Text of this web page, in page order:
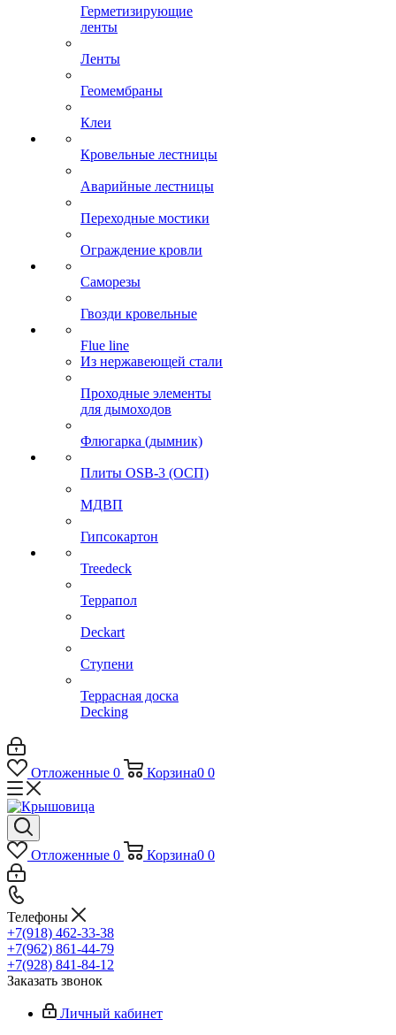
Герметизирующие
ленты
Ленты
Геомембраны
Клеи
Кровельные лестницы
Аварийные лестницы
Переходные мостики
Ограждение кровли
Саморезы
Гвозди кровельные
Flue line
Из нержавеющей стали
Проходные элементы
для дымоходов
Флюгарка (дымник)
Плиты OSB-3 (ОСП)
МДВП
Гипсокартон
Treedeck
Террапол
Deckart
Ступени
Террасная доска
Decking
Отложенные 0 Корзина0 0
Отложенные 0 Корзина0 0
Телефоны
+7(918) 462-33-38
+7(962) 861-44-79
+7(928) 841-84-12
Заказать звонок
Личный кабинет